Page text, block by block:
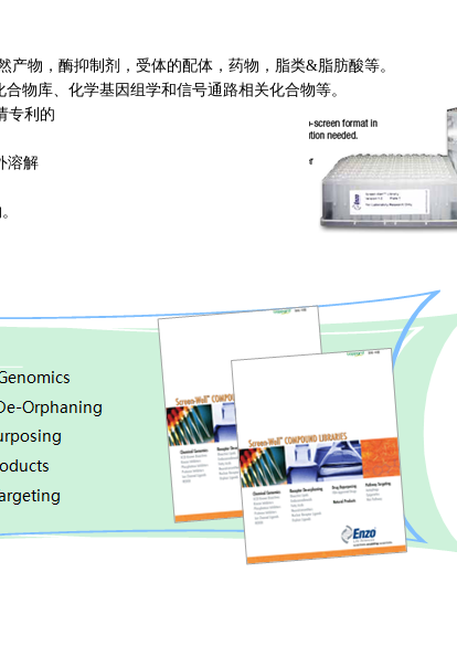
产物，酶抑制剂，受体的配体，药物，脂类&脂肪酸等。
物库、化学基因组学和信号通路相关化合物等。
专利的
溶解